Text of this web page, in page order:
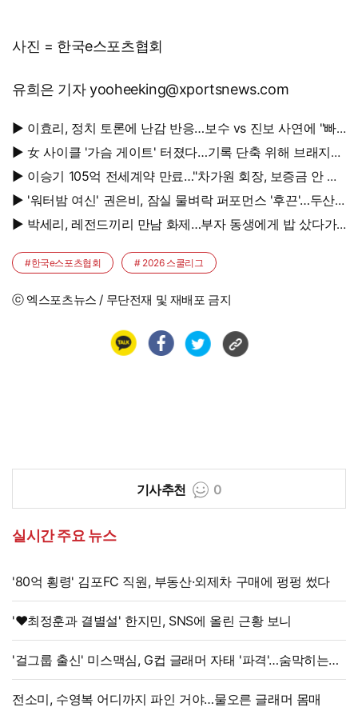
사진 = 한국e스포츠협회
유희은 기자 yooheeking@xportsnews.com
▶ 이효리, 정치 토론에 난감 반응…보수 vs 진보 사연에 "빠
지면 안 될까요?"
▶ 女 사이클 '가슴 게이트' 터졌다…기록 단축 위해 브래지어
에 솜 넣는다?
▶ 이승기 105억 전세계약 만료…"차가원 회장, 보증금 안 주
면 법적 조치"
▶ '워터밤 여신' 권은비, 잠실 물벼락 퍼포먼스 '후끈'…두산
승리요정 등극
▶ 박세리, 레전드끼리 만남 화제…부자 동생에게 밥 샀다가
#한국e스포츠협회 # 2026 스쿨리그
ⓒ 엑스포츠뉴스 / 무단전재 및 재배포 금지
기사추천 0
실시간 주요 뉴스
'80억 횡령' 김포FC 직원, 부동산·외제차 구매에 펑펑 썼다
'♥최정훈과 결별설' 한지민, SNS에 올린 근황 보니
'걸그룹 출신' 미스맥심, G컵 글래머 자태 '파격'…숨막히는
라인
전소미, 수영복 어디까지 파인 거야…물오른 글래머 몸매